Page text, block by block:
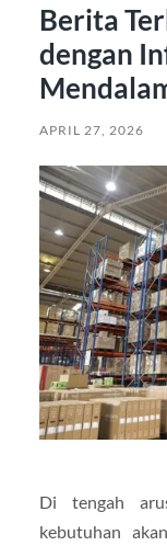
Berita
dengan
APRIL 27, 2026
Di tengah
kebutuhan